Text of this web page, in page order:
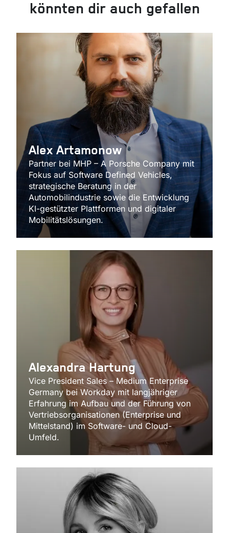
könnten dir auch gefallen
Alex Artamonow
Partner bei MHP – A Porsche Company mit
Fokus auf Software Defined Vehicles,
strategische Beratung in der
Automobilindustrie sowie die Entwicklung
KI-gestützter Plattformen und digitaler
Mobilitätslösungen.
Alexandra Hartung
Vice President Sales – Medium Enterprise
Germany bei Workday mit langjähriger
Erfahrung im Aufbau und der Führung von
Vertriebsorganisationen (Enterprise und
Mittelstand) im Software- und Cloud-
Umfeld.